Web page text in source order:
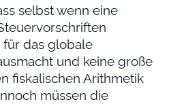
selbst wenn eine
für das globale
und keine große
fiskalischen Arithmetik
müssen die